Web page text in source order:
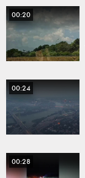
00:20
00:24
00:28